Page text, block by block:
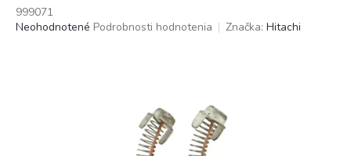
999071
Priemerné
Neohodnotené Podrobnosti hodnotenia Značka: Hitachi